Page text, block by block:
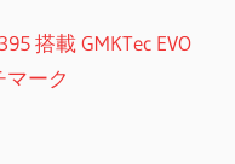
搭載 GMKTec EVO
マーク